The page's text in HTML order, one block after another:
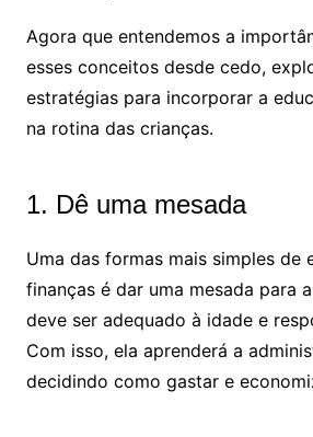
Agora que entendemos a
esses conceitos desde cedo,
estratégias para incorporar a
na rotina das crianças.
1. Dê uma mesada
Uma das formas mais simples de
finanças é dar uma mesada para
deve ser adequado à idade e
Com isso, ela aprenderá a
decidindo como gastar e